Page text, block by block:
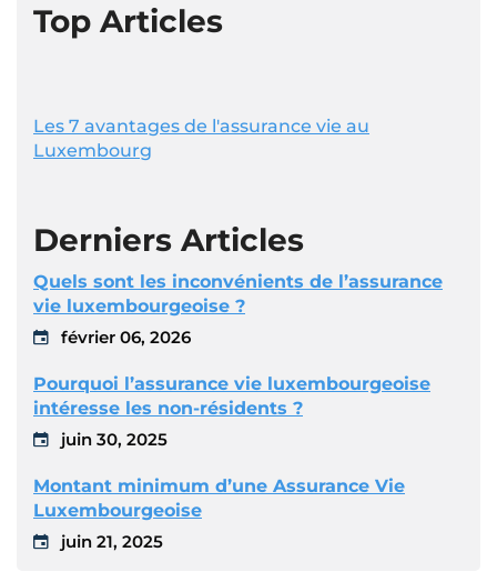
Top Articles
Les 7 avantages de l'assurance vie au
Luxembourg
Derniers Articles
Quels sont les inconvénients de l’assurance
vie luxembourgeoise ?
février 06, 2026
Pourquoi l’assurance vie luxembourgeoise
intéresse les non-résidents ?
juin 30, 2025
Montant minimum d’une Assurance Vie
Luxembourgeoise
juin 21, 2025